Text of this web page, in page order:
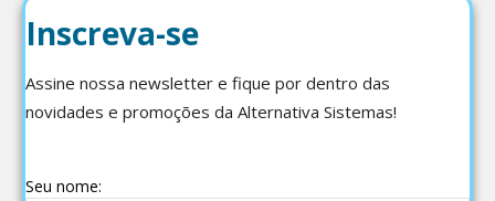
Inscreva-se
Assine nossa newsletter e fique por dentro das
novidades e promoções da Alternativa Sistemas!
Seu nome: